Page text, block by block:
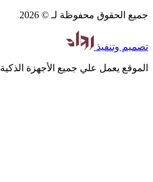
جميع الحقوق محفوظة لـ © 2026
تصميم وتنفيذ
الموقع يعمل علي جميع الأجهزة الذكية